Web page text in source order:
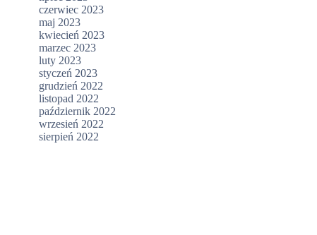
czerwiec 2023
maj 2023
kwiecień 2023
marzec 2023
luty 2023
styczeń 2023
grudzień 2022
listopad 2022
październik 2022
wrzesień 2022
sierpień 2022